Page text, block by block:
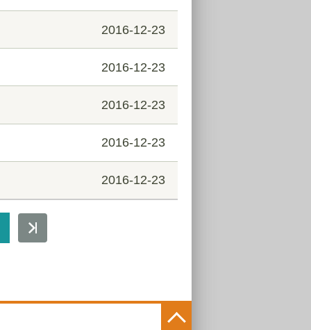
2016-12-23
2016-12-23
2016-12-23
2016-12-23
2016-12-23